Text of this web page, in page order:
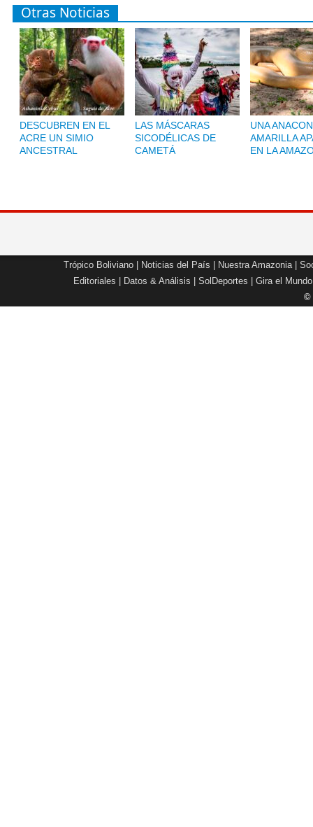
Otras Noticias
DESCUBREN EN EL
ACRE UN SIMIO
ANCESTRAL
LAS MÁSCARAS
SICODÉLICAS DE
CAMETÁ
UNA
AMARILLA
EN LA
Trópico Boliviano Noticias del País Nuestra Amazonia|
Editoriales
Datos & Análisis SolDeportes Gira el Mundo
©